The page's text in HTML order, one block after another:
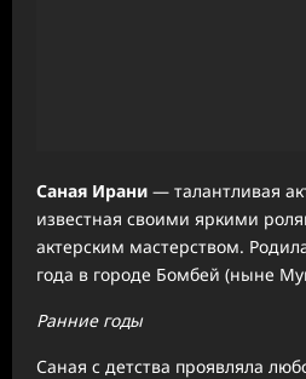
Саная Ирани — талантливая
известная своими яркими
актерским мастерством.
года в городе Бомбей (ныне
Ранние годы
Саная с детства проявляла